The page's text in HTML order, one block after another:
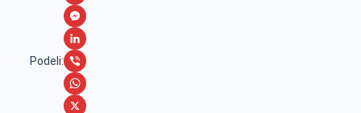
Podeli:
F
a
c
e
b
M
e
s
s
L
i
n
V
iW